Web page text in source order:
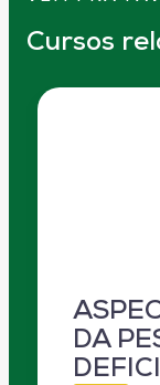
Cursos
DA